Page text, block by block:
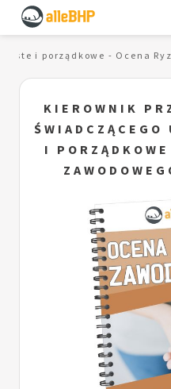
i porządkowe - Ocena
KIEROWNIK
I